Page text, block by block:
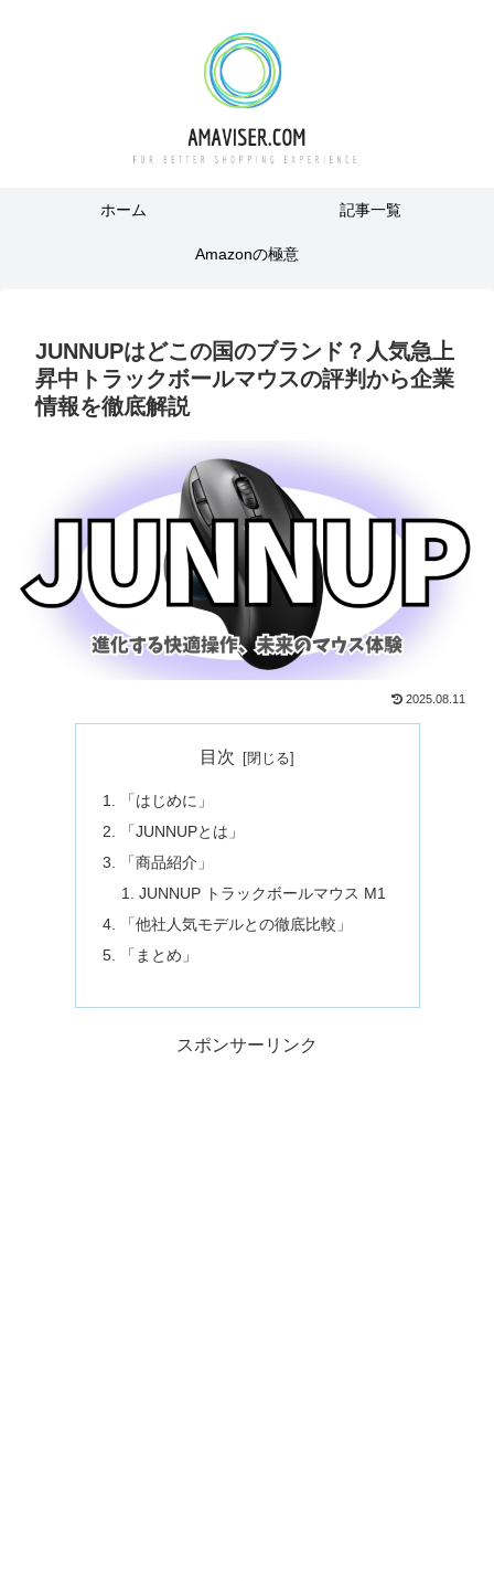
ホーム 記事一覧
Amazonの極意
JUNNUPはどこの国のブランド？人気急上
昇中トラックボールマウスの評判から企業
情報を徹底解説
2025.08.11
目次
「はじめに」
「JUNNUPとは」
「商品紹介」
JUNNUP トラックボールマウス ‎M1
「他社人気モデルとの徹底比較」
「まとめ」
スポンサーリンク